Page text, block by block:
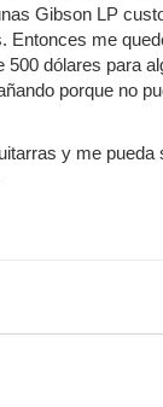
Gibson LP
Entonces me
dólares para
porque no
y me